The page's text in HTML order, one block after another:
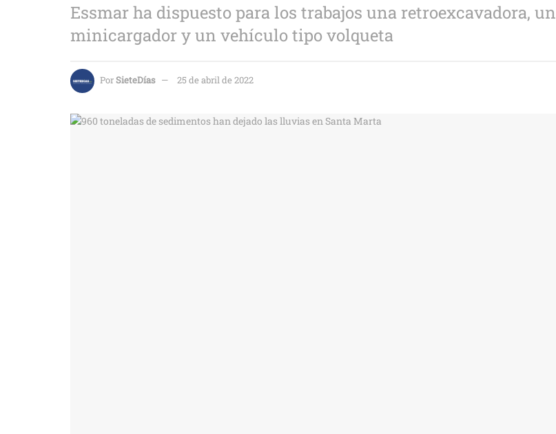
Essmar ha dispuesto para los trabajos una retroexcavadora, un
minicargador y un vehículo tipo volqueta
PorSieteDías 25 de abril de 2022